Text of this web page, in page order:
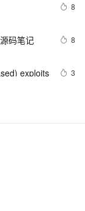
8
码笔记 8
exploits 3
和